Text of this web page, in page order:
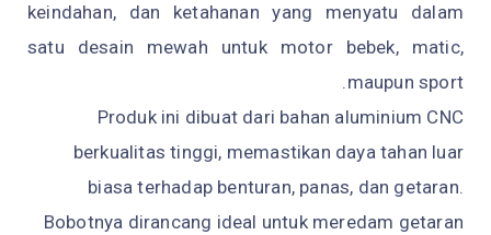
keindahan, dan ketahanan yang menyatu dalam
satu desain mewah untuk motor bebek, matic,
maupun sport.
Produk ini dibuat dari bahan aluminium CNC
berkualitas tinggi, memastikan daya tahan luar
biasa terhadap benturan, panas, dan getaran.
Bobotnya dirancang ideal untuk meredam getaran